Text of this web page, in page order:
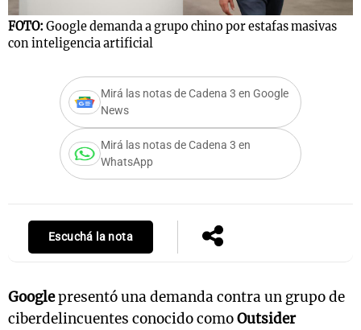
FOTO: Google demanda a grupo chino por estafas masivas
con inteligencia artificial
Mirá las notas de Cadena 3 en Google
News
Mirá las notas de Cadena 3 en
WhatsApp
Escuchá la nota
Googlepresentó una demanda contra un grupo de
ciberdelincuentes conocido comoOutsider